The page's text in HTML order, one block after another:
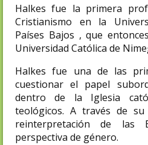
Halkes fue la primera
Cristianismo en la
Países Bajos , que
Universidad Católica de
Halkes fue una de las
cuestionar el papel
dentro de la Iglesia
teológicos. A través de
reinterpretación de las
perspectiva de género.